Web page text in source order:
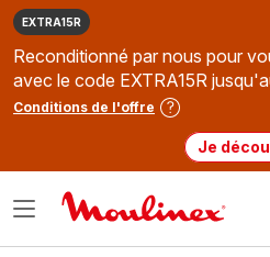
EXTRA15R
Reconditionné par nous pour
avec le code EXTRA15R
Conditions de l'offre
Je
Ouvrir